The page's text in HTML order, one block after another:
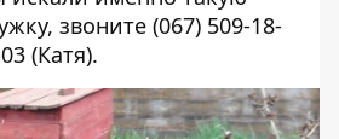
звоните (067) 509-18-
(Катя).